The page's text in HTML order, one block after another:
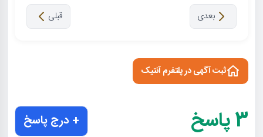
قبلی بعدی
ثبت آگهی در پلتفرم آنتیک
3پاسخ + درج پاسخ